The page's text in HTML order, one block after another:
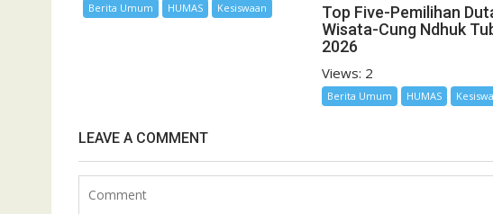
Berita Umum HUMAS Kesiswaan
Top Five-Pemilihan
Wisata-Cung Ndhuk
2026
Views: 2
Berita Umum HUMAS
LEAVE A COMMENT